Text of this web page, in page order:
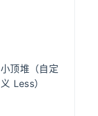
小顶堆（自定
义 Less）